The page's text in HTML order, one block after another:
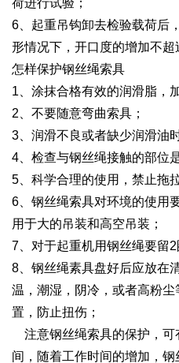
荷进行试验；
6、起重吊钩卸去检验载荷后
形情况下，开口度的增加不
怎样保护钢丝绳索具
1、涂抹合格有效的润滑脂，
2、不要随意弯曲索具；
3、润滑不良或者缺少润滑油
4、检查与钢丝绳接触的部位
5、科学合理的使用，禁止拖
6、钢丝绳索具对环境的使用
用于大的吊装和高空吊装；
7、对于起重机用钢丝绳要留2
8、钢丝绳素具盘好后应放在
温，潮湿，阴冷，或者高粉
置，防止扭伤；
注意钢丝绳索具的保护，可
间，随着工作时间的增加，